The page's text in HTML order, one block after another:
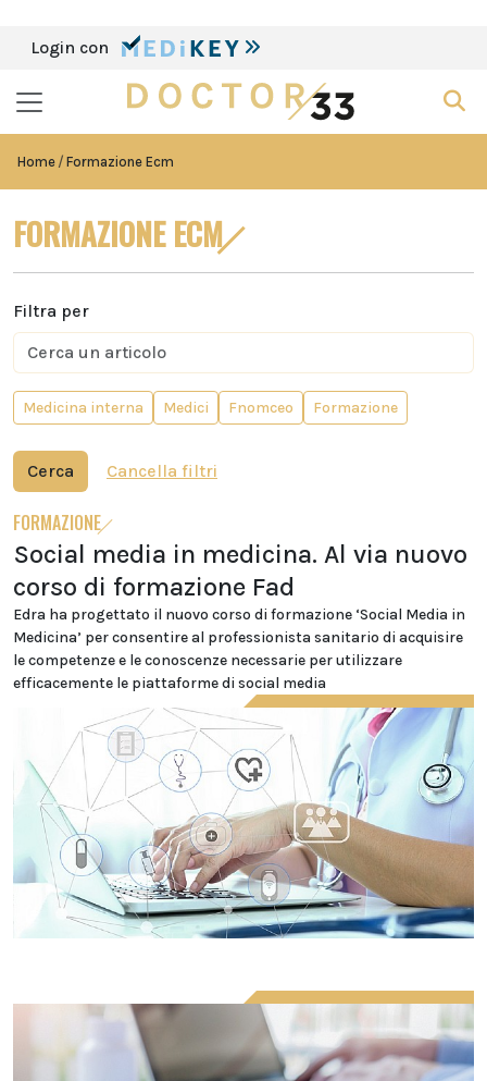
Login con
Home Formazione Ecm
FORMAZIONE ECM
Filtra per
Medicina interna Medici Fnomceo Formazione
Cerca Cancella filtri
FORMAZIONE
Social media in medicina. Al via nuovo
corso di formazione Fad
Edra ha progettato il nuovo corso di formazione ‘Social Media in
Medicina’ per consentire al professionista sanitario di acquisire
le competenze e le conoscenze necessarie per utilizzare
efficacemente le piattaforme di social media